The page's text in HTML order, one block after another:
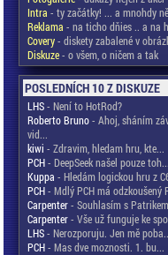
Intra - ty začátky! ... a mnohdy
Reklama - na ticho dňies .. a na
Covery- diskety zabalené v
Diskuze- o všem, o ničem a tak
POSLEDNÍCH 10 Z DISKUZE
LHS- Není to HotRod?
Roberto Bruno- Ahoj, sháním
vid...
kiwi - Zdravim, hledam hru, kte...
PCH- DeepSeek našel pouze toh...
Kuppa - Hledám logickou hru z
PCH- Mdlý PCH má odzkoušený
Carpenter- Souhlasím s
Carpenter- Vše už funguje ke
LHS- Nerozporuju. Jen mě
PCH- Mas dve moznosti. 1. bu...